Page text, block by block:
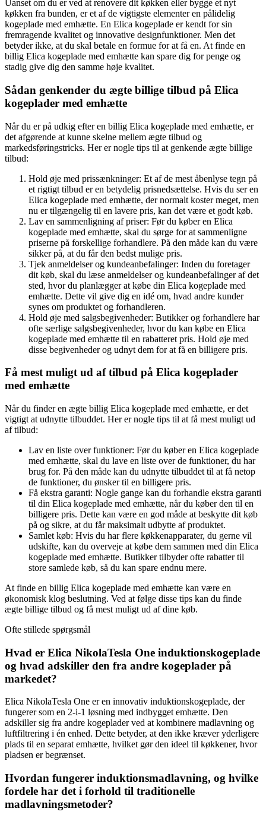
Uanset om du er ved at renovere dit køkken eller bygge et nyt
køkken fra bunden, er et af de vigtigste elementer en pålidelig
kogeplade med emhætte. En Elica kogeplade er kendt for sin
fremragende kvalitet og innovative designfunktioner. Men det
betyder ikke, at du skal betale en formue for at få en. At finde en
billig Elica kogeplade med emhætte kan spare dig for penge og
stadig give dig den samme høje kvalitet.
Sådan genkender du ægte billige tilbud på Elica
kogeplader med emhætte
Når du er på udkig efter en billig Elica kogeplade med emhætte, er
det afgørende at kunne skelne mellem ægte tilbud og
markedsføringstricks. Her er nogle tips til at genkende ægte billige
tilbud:
Hold øje med prissænkninger: Et af de mest åbenlyse tegn på
et rigtigt tilbud er en betydelig prisnedsættelse. Hvis du ser en
Elica kogeplade med emhætte, der normalt koster meget, men
nu er tilgængelig til en lavere pris, kan det være et godt køb.
Lav en sammenligning af priser: Før du køber en Elica
kogeplade med emhætte, skal du sørge for at sammenligne
priserne på forskellige forhandlere. På den måde kan du være
sikker på, at du får den bedst mulige pris.
Tjek anmeldelser og kundeanbefalinger: Inden du foretager
dit køb, skal du læse anmeldelser og kundeanbefalinger af det
sted, hvor du planlægger at købe din Elica kogeplade med
emhætte. Dette vil give dig en idé om, hvad andre kunder
synes om produktet og forhandleren.
Hold øje med salgsbegivenheder: Butikker og forhandlere har
ofte særlige salgsbegivenheder, hvor du kan købe en Elica
kogeplade med emhætte til en rabatteret pris. Hold øje med
disse begivenheder og udnyt dem for at få en billigere pris.
Få mest muligt ud af tilbud på Elica kogeplader
med emhætte
Når du finder en ægte billig Elica kogeplade med emhætte, er det
vigtigt at udnytte tilbuddet. Her er nogle tips til at få mest muligt ud
af tilbud:
Lav en liste over funktioner: Før du køber en Elica kogeplade
med emhætte, skal du lave en liste over de funktioner, du har
brug for. På den måde kan du udnytte tilbuddet til at få netop
de funktioner, du ønsker til en billigere pris.
Få ekstra garanti: Nogle gange kan du forhandle ekstra garanti
til din Elica kogeplade med emhætte, når du køber den til en
billigere pris. Dette kan være en god måde at beskytte dit køb
på og sikre, at du får maksimalt udbytte af produktet.
Samlet køb: Hvis du har flere køkkenapparater, du gerne vil
udskifte, kan du overveje at købe dem sammen med din Elica
kogeplade med emhætte. Butikker tilbyder ofte rabatter til
store samlede køb, så du kan spare endnu mere.
At finde en billig Elica kogeplade med emhætte kan være en
økonomisk klog beslutning. Ved at følge disse tips kan du finde
ægte billige tilbud og få mest muligt ud af dine køb.
Ofte stillede spørgsmål
Hvad er Elica NikolaTesla One induktionskogeplade
og hvad adskiller den fra andre kogeplader på
markedet?
Elica NikolaTesla One er en innovativ induktionskogeplade, der
fungerer som en 2-i-1 løsning med indbygget emhætte. Den
adskiller sig fra andre kogeplader ved at kombinere madlavning og
luftfiltrering i én enhed. Dette betyder, at den ikke kræver yderligere
plads til en separat emhætte, hvilket gør den ideel til køkkener, hvor
pladsen er begrænset.
Hvordan fungerer induktionsmadlavning, og hvilke
fordele har det i forhold til traditionelle
madlavningsmetoder?